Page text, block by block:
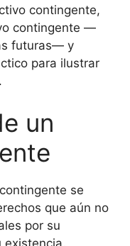
contingente,
contingente —
futuras— y
para ilustrar
un
se
que aún no
por su
existencia,